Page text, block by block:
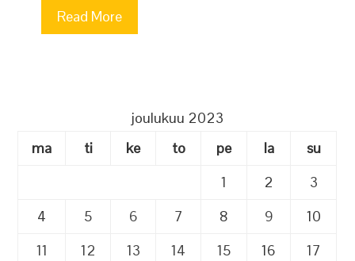
Read More
joulukuu 2023
ma
ti ke to pe la
su
1
2
3
4
5 6 7 8 9
10
11
12 13 14 15 16
17